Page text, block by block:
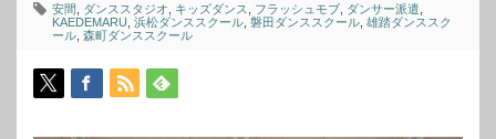
安間
ダンススタジオ キッズダンス フラッシュモブ ダンサー派遣
KAEDEMARU 浜松ダンススクール 磐田ダンススクール 雄踏ダンススク
ール 森町ダンススクール